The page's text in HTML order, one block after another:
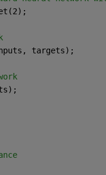
targets);